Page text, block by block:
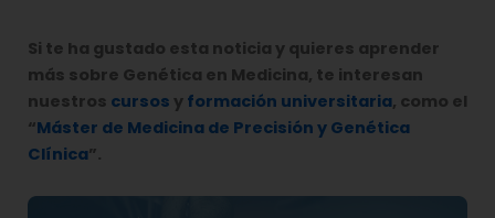
Si te ha gustado esta noticia y quieres aprender
más sobre Genética en Medicina, te interesan
nuestros cursos y formación universitaria, como el
“Máster de Medicina de Precisión y Genética
Clínica”.